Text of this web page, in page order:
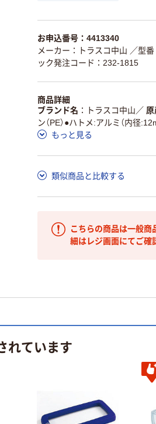
お申込番号：4413340
メーカー：トラスコ中山 ／型
ック発注コード：232-1815
商品詳細
ブランド名
トラスコ中山 ／ 原
ン（PE）●ハトメ:アルミ（内径
もっと見る
類似商品と比較する
こちらの商品は一般商
細はレジ画面にてご確
れています